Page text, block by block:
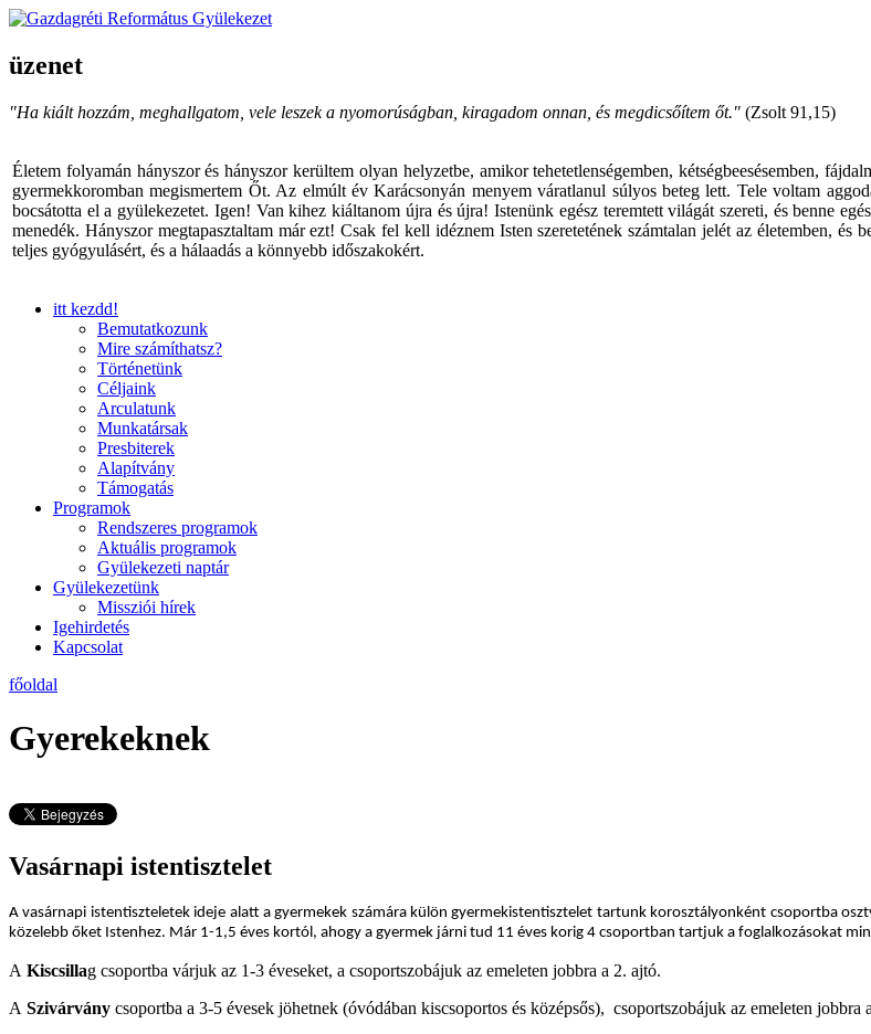
üzenet
"Ha kiált hozzám, meghallgatom, vele leszek a nyomorúságban, kiragadom onnan, és megdicsőítem őt." (Zsolt 91,15)
Életem folyamán hányszor és hányszor kerültem olyan helyzetbe, amikor tehetetlenségemben, kétségbeesésemben,
gyermekkoromban megismertem Őt. Az elmúlt év Karácsonyán menyem váratlanul súlyos beteg lett. Tele voltam
bocsátotta el a gyülekezetet. Igen! Van kihez kiáltanom újra és újra! Istenünk egész teremtett világát szereti, és benne
menedék. Hányszor megtapasztaltam már ezt! Csak fel kell idéznem Isten szeretetének számtalan jelét az életemben,
teljes gyógyulásért, és a hálaadás a könnyebb időszakokért.
itt kezdd!
Bemutatkozunk
Mire számíthatsz?
Történetünk
Céljaink
Arculatunk
Munkatársak
Presbiterek
Alapítvány
Támogatás
Programok
Rendszeres programok
Aktuális programok
Gyülekezeti naptár
Gyülekezetünk
Missziói hírek
Igehirdetés
Kapcsolat
főoldal
Gyerekeknek
Vasárnapi istentisztelet
A vasárnapi istentiszteletek ideje alatt a gyermekek számára külön gyermekistentisztelet tartunk korosztályonként csoportba
közelebb őket Istenhez. Már 1-1,5 éves kortól, ahogy a gyermek járni tud 11 éves korig 4 csoportban tartjuk a foglalkozásokat
A Kiscsillag csoportba várjuk az 1-3 éveseket, a csoportszobájuk az emeleten jobbra a 2. ajtó.
A Szivárvány csoportba a 3-5 évesek jöhetnek (óvódában kiscsoportos és középsős), csoportszobájuk az emeleten jobbra